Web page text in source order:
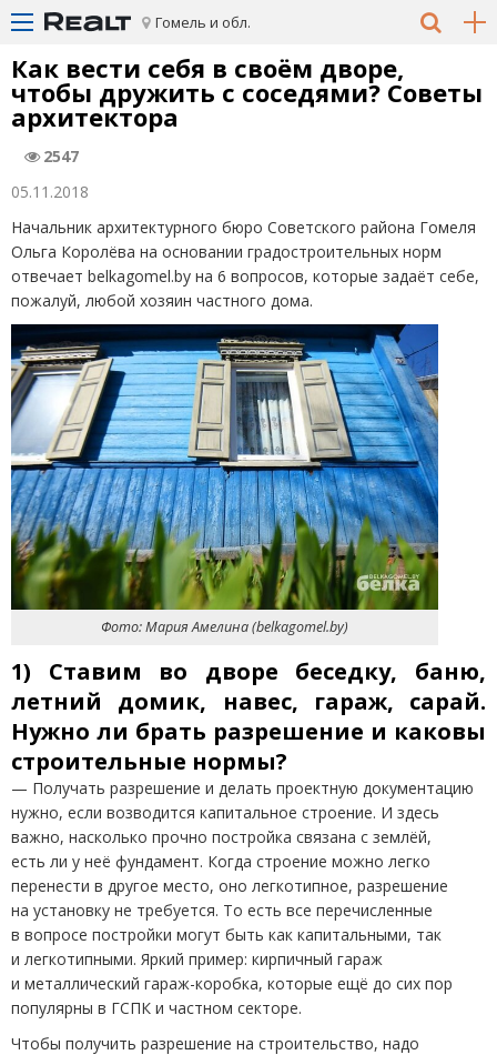
Гомель и обл.
Как вести себя в своём дворе,
чтобы дружить с соседями? Советы
архитектора
2547
05.11.2018
Начальник архитектурного бюро Советского района Гомеля
Ольга Королёва на основании градостроительных норм
отвечает belkagomel.by на 6 вопросов, которые задаёт себе,
пожалуй, любой хозяин частного дома.
Фото: Мария Амелина(belkagomel.by)
1) Ставим во дворе беседку, баню,
летний домик, навес, гараж, сарай.
Нужно ли брать разрешение и каковы
строительные нормы?
— Получать разрешение и делать проектную документацию
нужно, если возводится капитальное строение. И здесь
важно, насколько прочно постройка связана с землёй,
есть ли у неё фундамент. Когда строение можно легко
перенести в другое место, оно легкотипное, разрешение
на установку не требуется. То есть все перечисленные
в вопросе постройки могут быть как капитальными, так
и легкотипными. Яркий пример: кирпичный гараж
и металлический гараж-коробка, которые ещё до сих пор
популярны в ГСПК и частном секторе.
Чтобы получить разрешение на строительство, надо